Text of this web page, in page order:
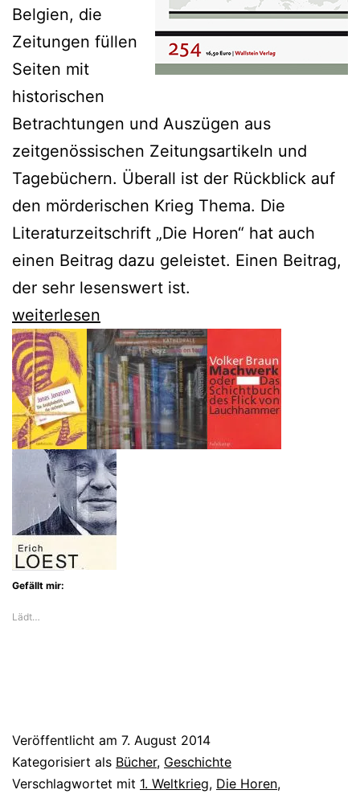
Belgien, die
Zeitungen füllen
Seiten mit
historischen
Betrachtungen und Auszügen aus
zeitgenössischen Zeitungsartikeln und
Tagebüchern. Überall ist der Rückblick auf
den mörderischen Krieg Thema. Die
Literaturzeitschrift „Die Horen“ hat auch
einen Beitrag dazu geleistet. Einen Beitrag,
der sehr lesenswert ist.
Die
Horen
suchen
den
europäischen
Blick
den
Ausbruch
des
1.
Weltkriegs
weiterlesen
Gefällt mir:
Lädt…
Veröffentlicht am 7. August 2014
Kategorisiert als Bücher, Geschichte
Verschlagwortet mit 1. Weltkrieg, Die Horen,